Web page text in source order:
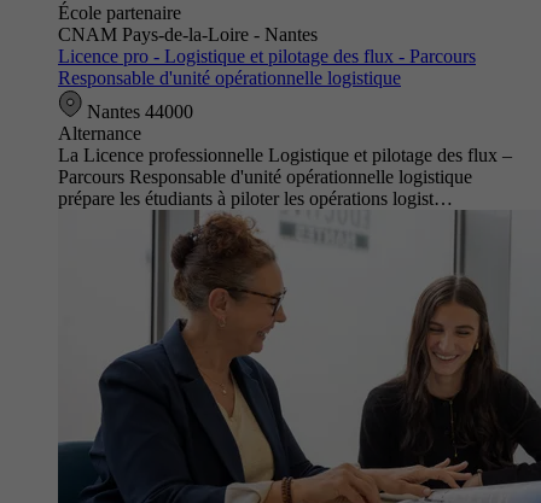
École partenaire
CNAM Pays-de-la-Loire - Nantes
Licence pro - Logistique et pilotage des flux - Parcours
Responsable d'unité opérationnelle logistique
Nantes 44000
Alternance
La Licence professionnelle Logistique et pilotage des flux –
Parcours Responsable d'unité opérationnelle logistique
prépare les étudiants à piloter les opérations logist…